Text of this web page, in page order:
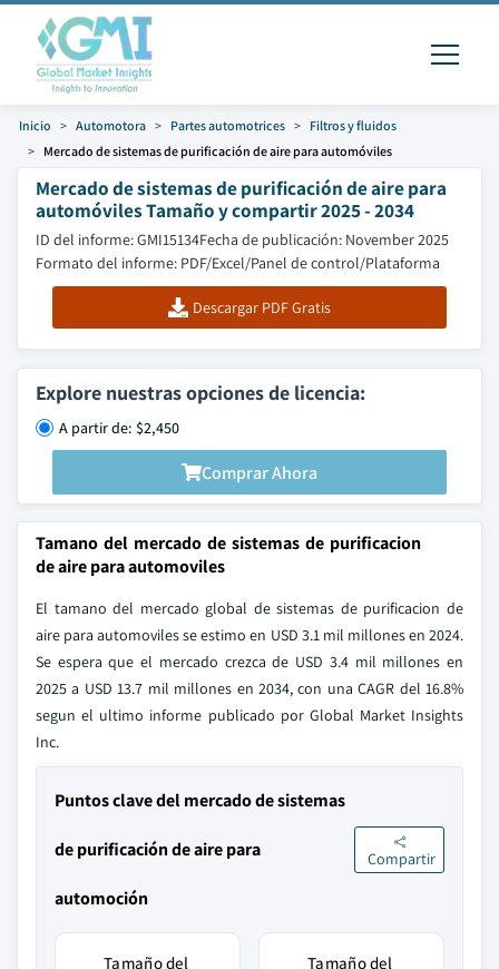
Inicio Automotora Partes automotrices
Filtros y fluidos
Mercado de sistemas de purificación de aire para automóviles
Mercado de sistemas de purificación de aire para
automóviles Tamaño y compartir 2025 - 2034
ID del informe: GMI15134Fecha de publicación: November 2025
Formato del informe: PDF/Excel/Panel de control/Plataforma
Descargar PDF Gratis
Explore nuestras opciones de licencia:
A partir de: $2,450
Comprar Ahora
Tamano del mercado de sistemas de purificacion
de aire para automoviles
El tamano del mercado global de sistemas de purificacion de
aire para automoviles se estimo en USD 3.1 mil millones en 2024.
Se espera que el mercado crezca de USD 3.4 mil millones en
2025 a USD 13.7 mil millones en 2034, con una CAGR del 16.8%
segun el ultimo informe publicado por Global Market Insights
Inc.
Puntos clave del mercado de sistemas
de purificación de aire para
automoción
Compartir
Tamaño del
Tamaño del